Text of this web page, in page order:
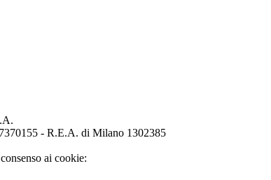
- R.E.A. di Milano 1302385
ai cookie: